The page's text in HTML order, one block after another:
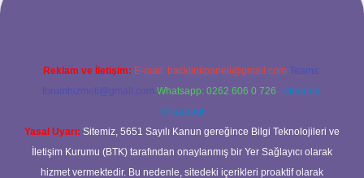
Reklam ve İletişim: E-mail: backlinkpaneli@gmail.com Teams:
forumhizmeti@gmail.com Whatsapp: 0262 606 0 726 Telegram:
@karabul
Yasal Uyarı: Sitemiz, 5651 Sayılı Kanun gereğince Bilgi Teknolojileri ve
İletişim Kurumu (BTK) tarafından onaylanmış bir Yer Sağlayıcı olarak
hizmet vermektedir. Bu nedenle, sitedeki içerikleri proaktif olarak